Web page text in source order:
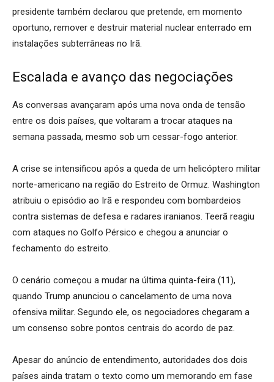
presidente também declarou que pretende, em momento
oportuno, remover e destruir material nuclear enterrado em
instalações subterrâneas no Irã.
Escalada e avanço das negociações
As conversas avançaram após uma nova onda de tensão
entre os dois países, que voltaram a trocar ataques na
semana passada, mesmo sob um cessar-fogo anterior.
A crise se intensificou após a queda de um helicóptero militar
norte-americano na região do Estreito de Ormuz. Washington
atribuiu o episódio ao Irã e respondeu com bombardeios
contra sistemas de defesa e radares iranianos. Teerã reagiu
com ataques no Golfo Pérsico e chegou a anunciar o
fechamento do estreito.
O cenário começou a mudar na última quinta-feira (11),
quando Trump anunciou o cancelamento de uma nova
ofensiva militar. Segundo ele, os negociadores chegaram a
um consenso sobre pontos centrais do acordo de paz.
Apesar do anúncio de entendimento, autoridades dos dois
países ainda tratam o texto como um memorando em fase